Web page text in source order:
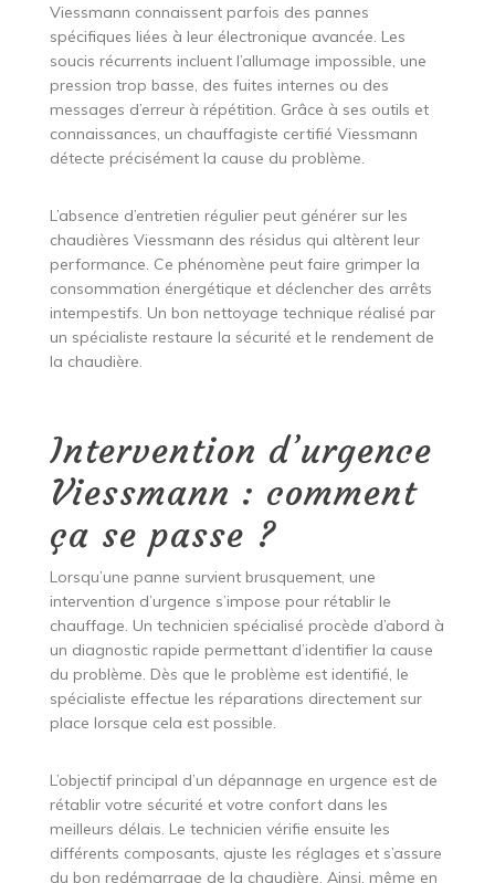
Viessmann connaissent parfois des pannes
spécifiques liées à leur électronique avancée. Les
soucis récurrents incluent l’allumage impossible, une
pression trop basse, des fuites internes ou des
messages d’erreur à répétition. Grâce à ses outils et
connaissances, un chauffagiste certifié Viessmann
détecte précisément la cause du problème.
L’absence d’entretien régulier peut générer sur les
chaudières Viessmann des résidus qui altèrent leur
performance. Ce phénomène peut faire grimper la
consommation énergétique et déclencher des arrêts
intempestifs. Un bon nettoyage technique réalisé par
un spécialiste restaure la sécurité et le rendement de
la chaudière.
Intervention d’urgence
Viessmann : comment
ça se passe ?
Lorsqu’une panne survient brusquement, une
intervention d’urgence s’impose pour rétablir le
chauffage. Un technicien spécialisé procède d’abord à
un diagnostic rapide permettant d’identifier la cause
du problème. Dès que le problème est identifié, le
spécialiste effectue les réparations directement sur
place lorsque cela est possible.
L’objectif principal d’un dépannage en urgence est de
rétablir votre sécurité et votre confort dans les
meilleurs délais. Le technicien vérifie ensuite les
différents composants, ajuste les réglages et s’assure
du bon redémarrage de la chaudière. Ainsi, même en